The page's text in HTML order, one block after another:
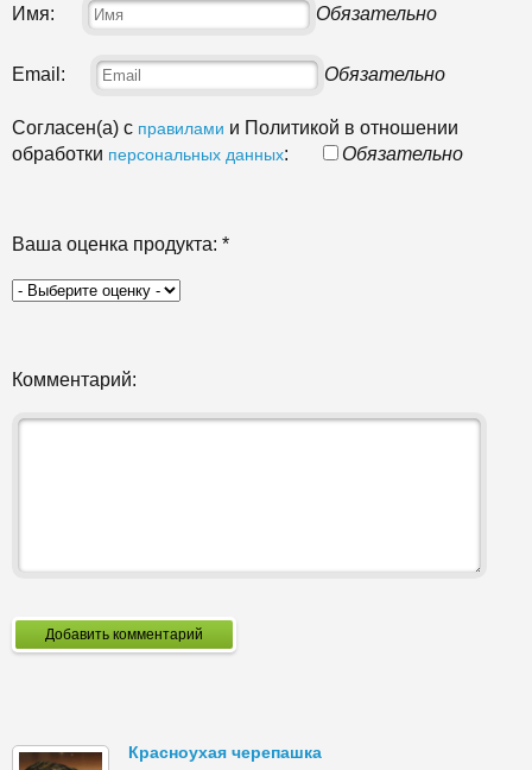
Имя: Обязательно
Email: Обязательно
Согласен(а) с правилами и Политикой в отношении
обработки персональных данных: Обязательно
Ваша оценка продукта: *
Комментарий:
Добавить комментарий
Красноухая черепашка